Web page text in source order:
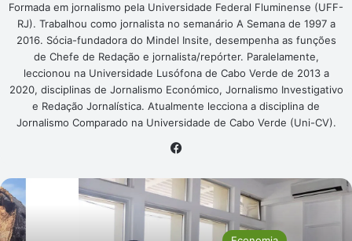
Formada em jornalismo pela Universidade Federal Fluminense (UFF-
RJ). Trabalhou como jornalista no semanário A Semana de 1997 a
2016. Sócia-fundadora do Mindel Insite, desempenha as funções
de Chefe de Redação e jornalista/repórter. Paralelamente,
leccionou na Universidade Lusófona de Cabo Verde de 2013 a
2020, disciplinas de Jornalismo Económico, Jornalismo Investigativo
e Redação Jornalística. Atualmente lecciona a disciplina de
Jornalismo Comparado na Universidade de Cabo Verde (Uni-CV).
Economia